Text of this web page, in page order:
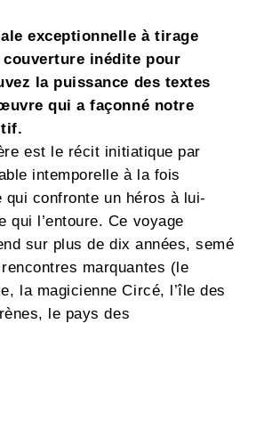
exceptionnelle à tirage
couverture inédite pour
la puissance des textes
qui a façonné notre
est le récit initiatique par
intemporelle à la fois
qui confronte un héros à lui-
qui l’entoure. Ce voyage
sur plus de dix années, semé
marquantes (le
la magicienne Circé, l’île des
le pays des
de la mythologie et de la